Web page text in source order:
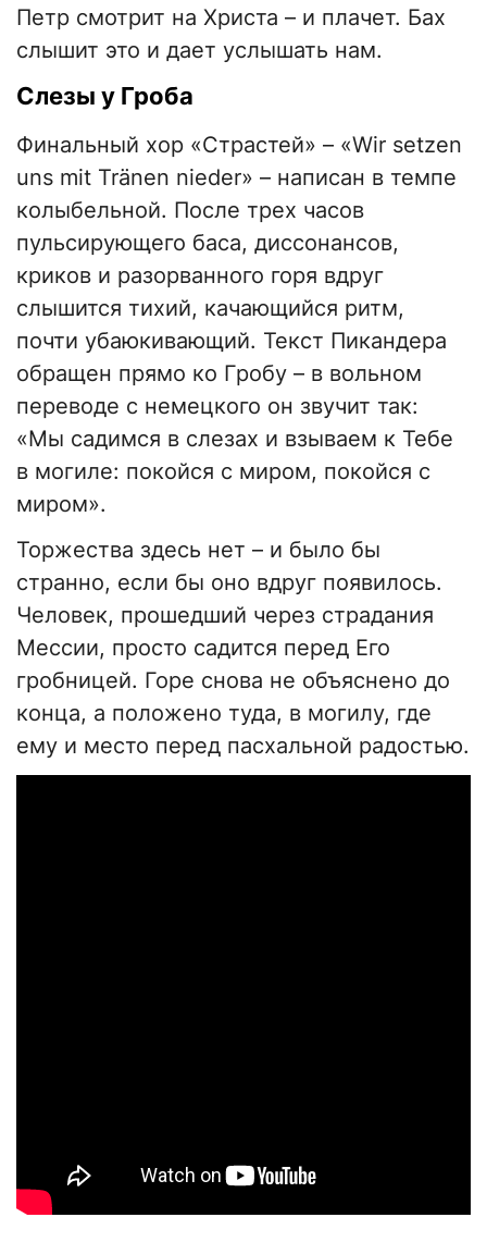
Петр смотрит на Христа – и плачет. Бах
слышит это и дает услышать нам.
Слезы у Гроба
Финальный хор «Страстей» – «Wir setzen
uns mit Tränen nieder» – написан в темпе
колыбельной. После трех часов
пульсирующего баса, диссонансов,
криков и разорванного горя вдруг
слышится тихий, качающийся ритм,
почти убаюкивающий. Текст Пикандера
обращен прямо ко Гробу – в вольном
переводе с немецкого он звучит так:
«Мы садимся в слезах и взываем к Тебе
в могиле: покойся с миром, покойся с
миром».
Торжества здесь нет – и было бы
странно, если бы оно вдруг появилось.
Человек, прошедший через страдания
Мессии, просто садится перед Его
гробницей. Горе снова не объяснено до
конца, а положено туда, в могилу, где
ему и место перед пасхальной радостью.